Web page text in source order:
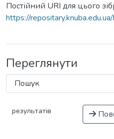
Постійний URI для цього
https://
Переглянути
результатів